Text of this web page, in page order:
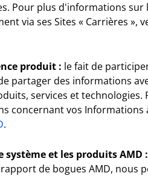
Pour plus d'informations
via ses Sites « Carrières »,
produit : le fait de
partager des informations
services et
concernant vos Informations
.
et les produits AMD :
de bogues AMD, nous